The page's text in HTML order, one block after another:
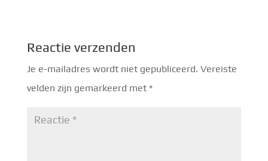
Reactie verzenden
Je e-mailadres wordt niet gepubliceerd. Vereiste
velden zijn gemarkeerd met *